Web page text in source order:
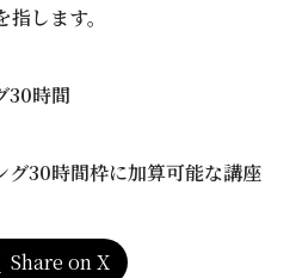
します。
30時間
グ30時間枠に加算可能な講座
Share on X